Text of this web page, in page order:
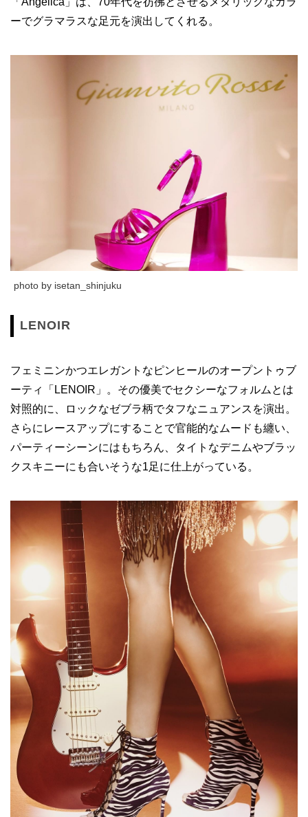
ーでグラマラスな足元を演出してくれる。
photo by isetan_shinjuku
LENOIR
フェミニンかつエレガントなピンヒールのオープントゥブ
ーティ「LENOIR」。その優美でセクシーなフォルムとは
対照的に、ロックなゼブラ柄でタフなニュアンスを演出。
さらにレースアップにすることで官能的なムードも纏い、
パーティーシーンにはもちろん、タイトなデニムやブラッ
クスキニーにも合いそうな1足に仕上がっている。